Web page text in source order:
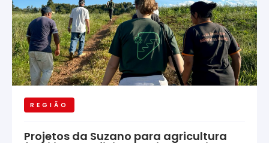
REGIÃO
Projetos da Suzano para agricultura